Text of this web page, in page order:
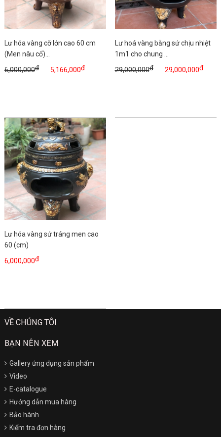
Lư hóa vàng cỡ lớn cao 60 cm
(Men nâu cổ)...
6,000,000đ 5,166,000đ
Lư hoá vàng bằng sứ chịu nhiệt
1m1 cho chung ...
29,000,000đ 29,000,000đ
Lư hóa vàng sứ tráng men cao
60 (cm)
6,000,000đ
VỀ CHÚNG TÔI
BẠN NÊN XEM
Gallery ứng dụng sản phẩm
Video
E-catalogue
Hướng dẫn mua hàng
Bảo hành
Kiểm tra đơn hàng